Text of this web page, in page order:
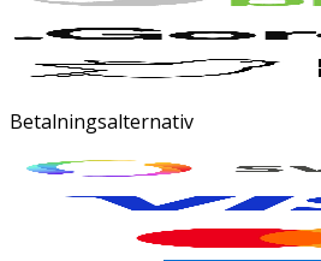
Betalningsalternativ